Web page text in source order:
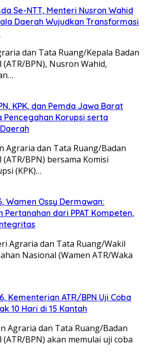
Se-NTT, Menteri Nusron Wahid
Daerah Wujudkan Transformasi
dan Tata Ruang/Kepala Badan
BPN), Nusron Wahid,
KPK, dan Pemda Jawa Barat
Pencegahan Korupsi serta
Agraria dan Tata Ruang/Badan
BPN) bersama Komisi
(KPK)…
Wamen Ossy Dermawan:
Pertanahan dari PPAT Kompeten,
Agraria dan Tata Ruang/Wakil
Nasional (Wamen ATR/Waka
Kementerian ATR/BPN Uji Coba
10 Hari di 15 Kantah
Agraria dan Tata Ruang/Badan
BPN) akan memulai uji coba